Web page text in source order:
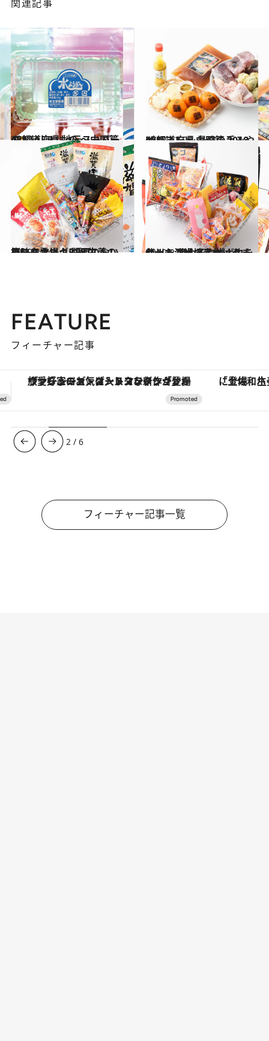
関連記事
2017.1.29
47都道府県 地元スーパーのおいしいもの ～中国篇～
グルメ 2018.12.22
47都道府県 最強の手みやげリスト ～中国篇 2018～
グルメ
2019.2.24
梅にタマネギに紅生姜の風味も登場！ 関西のおいしいスナックBEST7
グルメ 2019.2.28
九州＆沖縄の素材はうまかっ！ 明太子やゴボウを使ったご当地スナック
グルメ
FEATURE
フィーチャー記事
「土佐和ハーブかき氷」がOMO7高知に登場！生姜、山椒、大葉など目にも舌にも涼を呼ぶ郷土の味 【夏限定ディナーコース】旬を
3 /6
フィーチャー記事一覧